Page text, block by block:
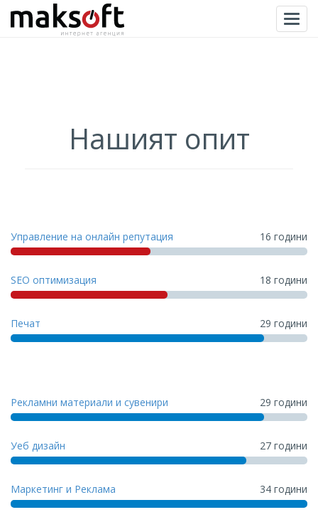
Нашият опит
Управление на онлайн репутация 16 години
SEO оптимизация 18 години
Печат 29 години
Рекламни материали и сувенири 29 години
Уеб дизайн 27 години
Маркетинг и Реклама 34 години